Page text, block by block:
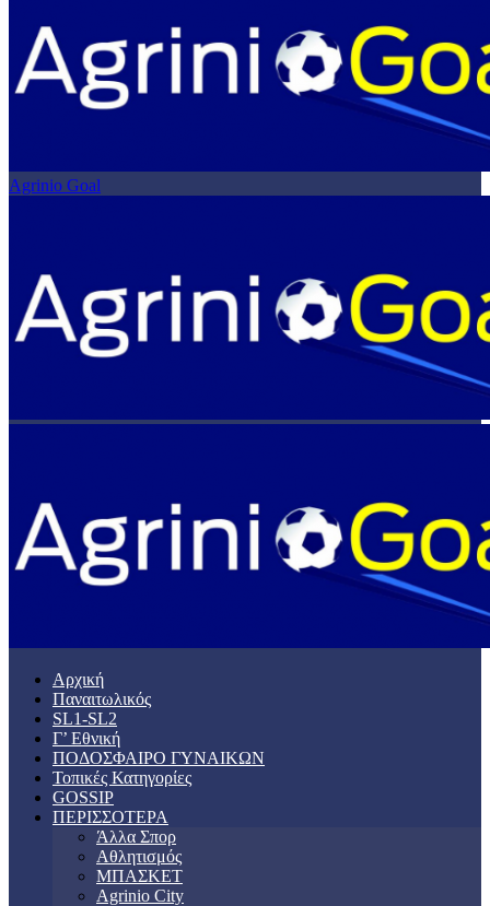
Agrinio Goal
Αρχική
Παναιτωλικός
SL1-SL2
Γ’ Εθνική
ΠΟΔΟΣΦΑΙΡΟ ΓΥΝΑΙΚΩΝ
Τοπικές Κατηγορίες
GOSSIP
ΠΕΡΙΣΣΟΤΕΡΑ
Άλλα Σπορ
Αθλητισμός
ΜΠΑΣΚΕΤ
Agrinio City